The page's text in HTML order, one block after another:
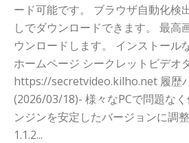
ード可能です。 ブラウザ自動化検
しでダウンロードできます。 最高
ウンロードします。 インストール
ホームページ シークレットビデオ
https://secretvideo.kilho.net 履歴
(2026/03/18)- 様々なPCで問題な
ンジンを安定したバージョンに調
1.1.2...